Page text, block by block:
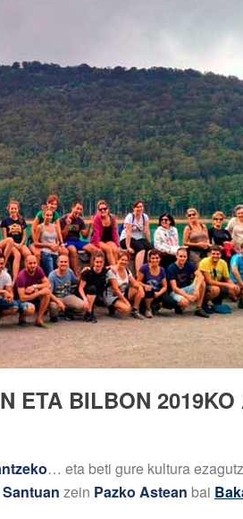
ETA BILBON
… eta beti gure kultura
zein Pazko Astean bai